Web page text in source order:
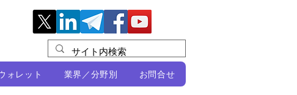
ォレット 業界／分野別 お問合せ